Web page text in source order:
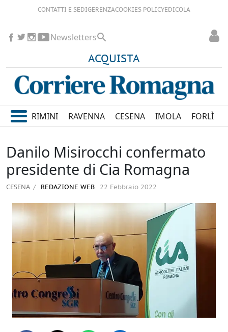
CONTATTI E SEDIGERENZACOOKIES POLICYEDICOLA
ACQUISTA
Newsletters
RIMINI RAVENNA CESENA IMOLA FORLÌ
Danilo Misirocchi confermato
presidente di Cia Romagna
CESENA REDAZIONE WEB 22 Febbraio 2022